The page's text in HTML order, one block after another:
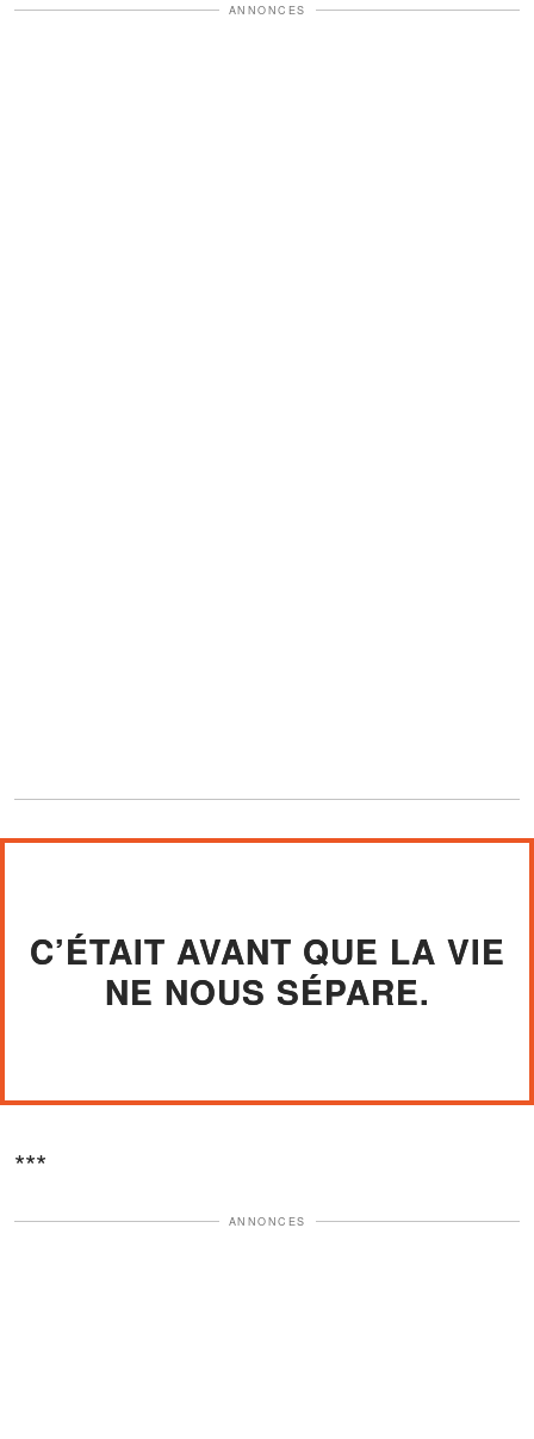
ANNONCES
C’ÉTAIT AVANT QUE LA VIE
NE NOUS SÉPARE.
***
ANNONCES